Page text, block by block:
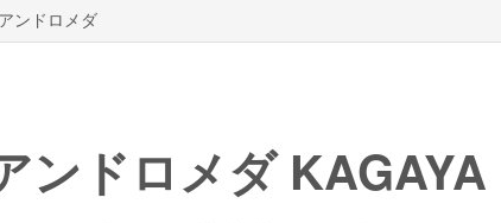
アンドロメダ
ンドロメダ KAGAYA